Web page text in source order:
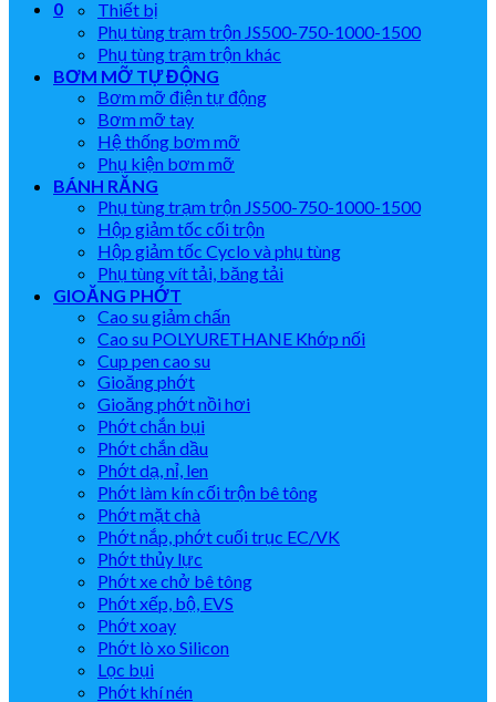
0
Thiết bị
Phụ tùng trạm trộn JS500-750-1000-1500
Phụ tùng trạm trộn khác
BƠM MỠ TỰ ĐỘNG
Bơm mỡ điện tự động
Bơm mỡ tay
Hệ thống bơm mỡ
Phụ kiện bơm mỡ
BÁNH RĂNG
Phụ tùng trạm trộn JS500-750-1000-1500
Hộp giảm tốc cối trộn
Hộp giảm tốc Cyclo và phụ tùng
Phụ tùng vít tải, băng tải
GIOĂNG PHỚT
Cao su giảm chấn
Cao su POLYURETHANE Khớp nối
Cup pen cao su
Gioăng phớt
Gioăng phớt nồi hơi
Phớt chắn bụi
Phớt chắn dầu
Phớt dạ, nỉ, len
Phớt làm kín cối trộn bê tông
Phớt mặt chà
Phớt nắp, phớt cuối trục EC/VK
Phớt thủy lực
Phớt xe chở bê tông
Phớt xếp, bộ, EVS
Phớt xoay
Phớt lò xo Silicon
Lọc bụi
Phớt khí nén